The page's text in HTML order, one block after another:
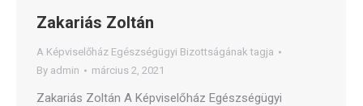
Zakariás Zoltán
A Képviselőház Egészségügyi Bizottságának tagja
By admin március 2, 2021
Zakariás Zoltán A Képviselőház Egészségügyi